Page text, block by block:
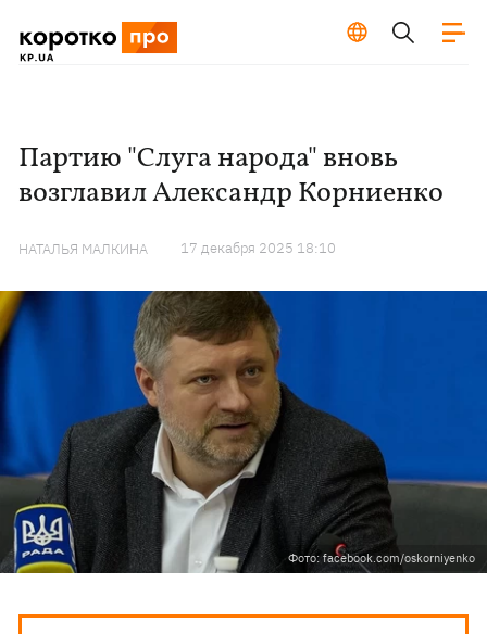
Партию "Слуга народа" вновь
возглавил Александр Корниенко
НАТАЛЬЯ МАЛКИНА 17 декабря 2025 18:10
Фото: facebook.com/oskorniyenko